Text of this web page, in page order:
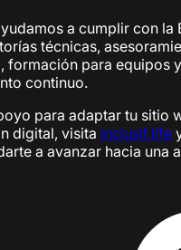
a cumplir con la
técnicas,
formación para equipos y
continuo.
para adaptar tu sitio
digital, visita inclusif.life
a avanzar hacia una